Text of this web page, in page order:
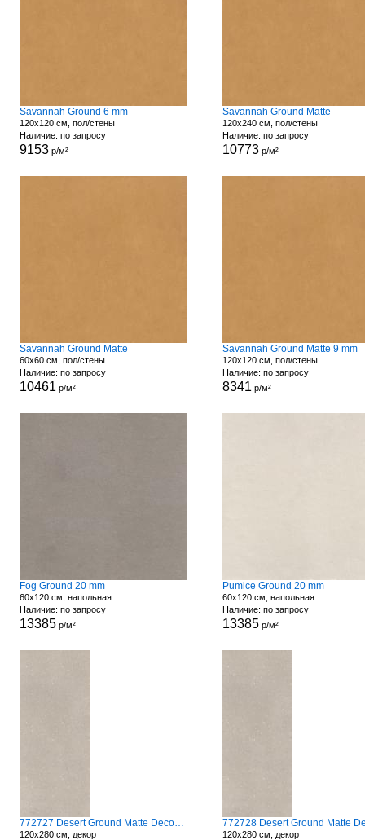
Savannah Ground 6 mm
120x120 см, пол/стены
Наличие: по запросу
9153р/м²
Savannah Ground Matte
120x240 см, пол/стены
Наличие: по запросу
10773р/м²
Savannah Ground Matte
60x60 см, пол/стены
Наличие: по запросу
10461 р/м²
Savannah Ground Matte 9 mm
120x120 см, пол/стены
Наличие: по запросу
8341 р/м²
Fog Ground 20 mm
60x120 см, напольная
Наличие: по запросу
13385р/м²
Pumice Ground 20 mm
60x120 см, напольная
Наличие: по запросу
13385р/м²
772727 Desert Ground Matte Decoro Fronds
120x280 см, декор
120x280 см, декор